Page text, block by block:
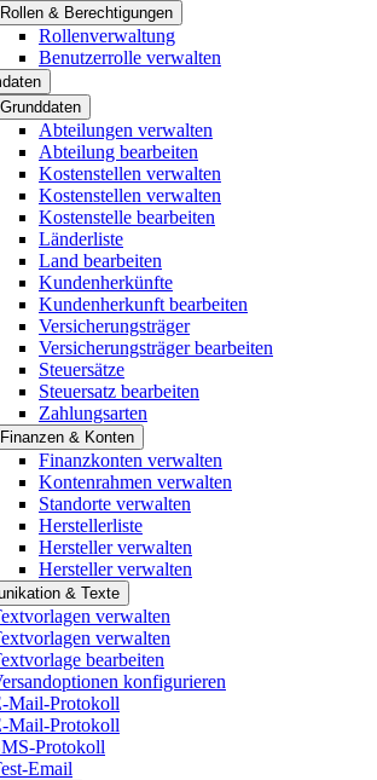
Rollen & Berechtigungen
Rollenverwaltung
Benutzerrolle verwalten
Grunddaten
Abteilungen verwalten
Abteilung bearbeiten
Kostenstellen verwalten
Kostenstellen verwalten
Kostenstelle bearbeiten
Länderliste
Land bearbeiten
Kundenherkünfte
Kundenherkunft bearbeiten
Versicherungsträger
Versicherungsträger bearbeiten
Steuersätze
Steuersatz bearbeiten
Zahlungsarten
Finanzen & Konten
Finanzkonten verwalten
Kontenrahmen verwalten
Standorte verwalten
Herstellerliste
Hersteller verwalten
Hersteller verwalten
& Texte
verwalten
verwalten
bearbeiten
konfigurieren
Mail-Protokoll
Mail-Protokoll
Protokoll
Email